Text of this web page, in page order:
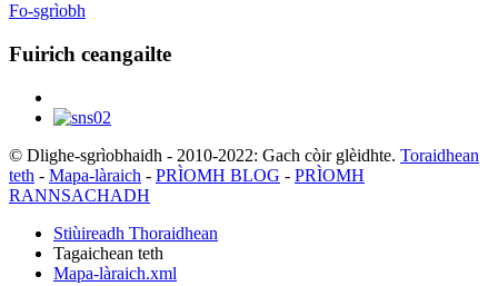
Fo-sgrìobh
Fuirich ceangailte
© Dlighe-sgrìobhaidh - 2010-2022: Gach còir glèidhte. Toraidhean
teth - Mapa-làraich - PRÌOMH BLOG - PRÌOMH
RANNSACHADH
Stiùireadh Thoraidhean
Tagaichean teth
Mapa-làraich.xml